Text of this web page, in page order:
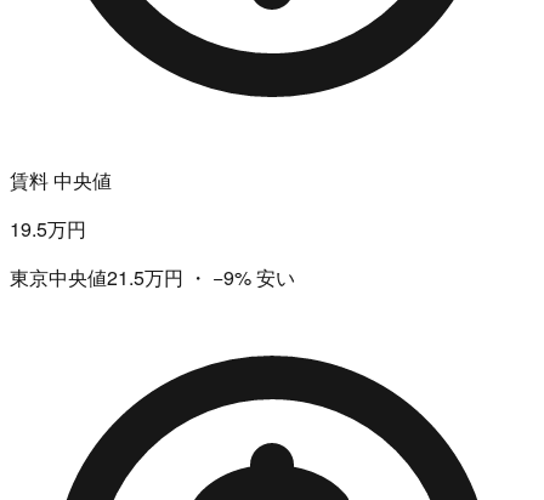
賃料 中央値
19.5万円
東京中央値21.5万円 ・ −9%安い